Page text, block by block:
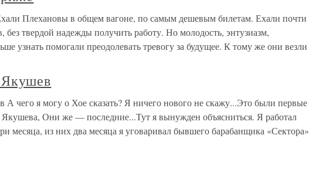
Плехановы в общем вагоне, по самым дешевым билетам. Ехали почти
без твердой надежды получить работу. Но молодость, энтузиазм,
узнать помогали преодолевать тревогу за будущее. К тому же они везли
А чего я могу о Хое сказать? Я ничего нового не скажу...Это были первые
Якушева, Они же — последние...Тут я вынужден объясниться. Я работал
месяца, из них два месяца я уговаривал бывшего барабанщика «Сектора»